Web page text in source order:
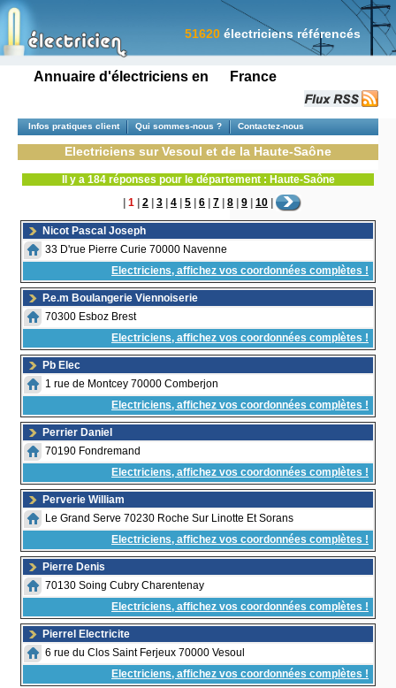
Annuaire d'électriciens en France
51620 électriciens référencés
Infos pratiques client Qui sommes-nous ? Contactez-nous
Electriciens sur Vesoul et de la Haute-Saône
Il y a 184 réponses pour le département : Haute-Saône
| 1 | 2 | 3 | 4 | 5 | 6 | 7 | 8 | 9 | 10 |
Nicot Pascal Joseph
33 D'rue Pierre Curie 70000 Navenne
Electriciens, affichez vos coordonnées complètes !
P.e.m Boulangerie Viennoiserie
70300 Esboz Brest
Electriciens, affichez vos coordonnées complètes !
Pb Elec
1 rue de Montcey 70000 Comberjon
Electriciens, affichez vos coordonnées complètes !
Perrier Daniel
70190 Fondremand
Electriciens, affichez vos coordonnées complètes !
Perverie William
Le Grand Serve 70230 Roche Sur Linotte Et Sorans
Electriciens, affichez vos coordonnées complètes !
Pierre Denis
70130 Soing Cubry Charentenay
Electriciens, affichez vos coordonnées complètes !
Pierrel Electricite
6 rue du Clos Saint Ferjeux 70000 Vesoul
Electriciens, affichez vos coordonnées complètes !